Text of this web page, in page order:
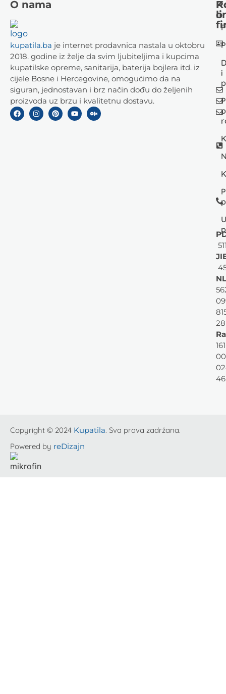
O nama
kupatila.ba je internet prodavnica nastala u oktobru
2018. godine iz želje da svim ljubiteljima i kupcima
kupatilske opreme, sanitarija, baterija bojlera itd. iz
cijele Bosne i Hercegovine, omogućimo da na
siguran, jednostavan i brz način dođu do željenih
proizvoda uz brzu i kvalitetnu dostavu.
i
o
28
46
Copyright © 2024 Kupatila. Sva prava zadržana.
Powered by reDizajn